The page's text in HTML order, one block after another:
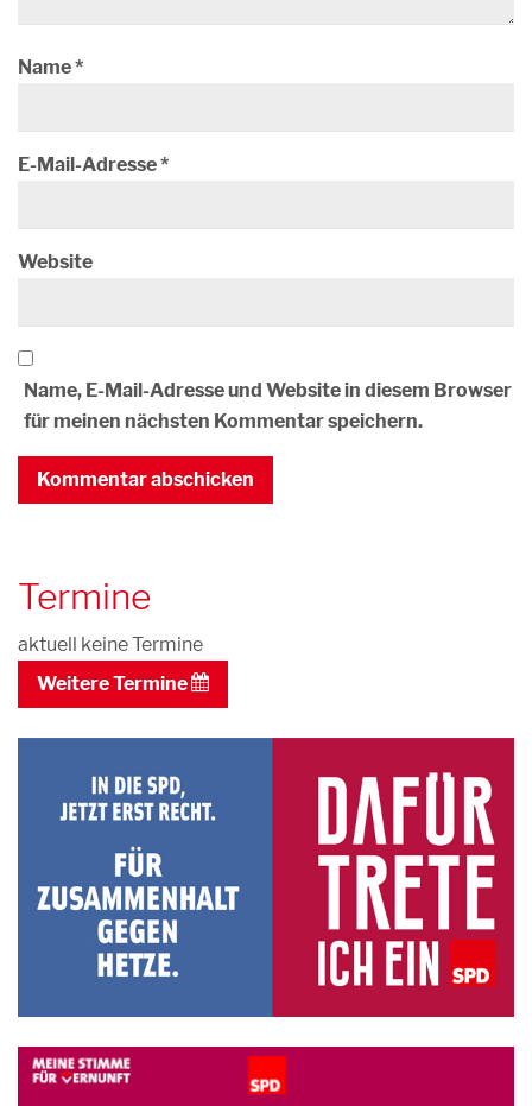
Name*
E-Mail-Adresse*
Website
Name, E-Mail-Adresse und Website in diesem Browser
für meinen nächsten Kommentar speichern.
Termine
aktuell keine Termine
Weitere Termine